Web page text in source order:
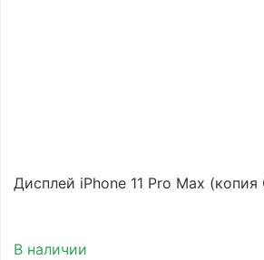
Дисплей iPhone 11 Pro Max (копия
В наличии